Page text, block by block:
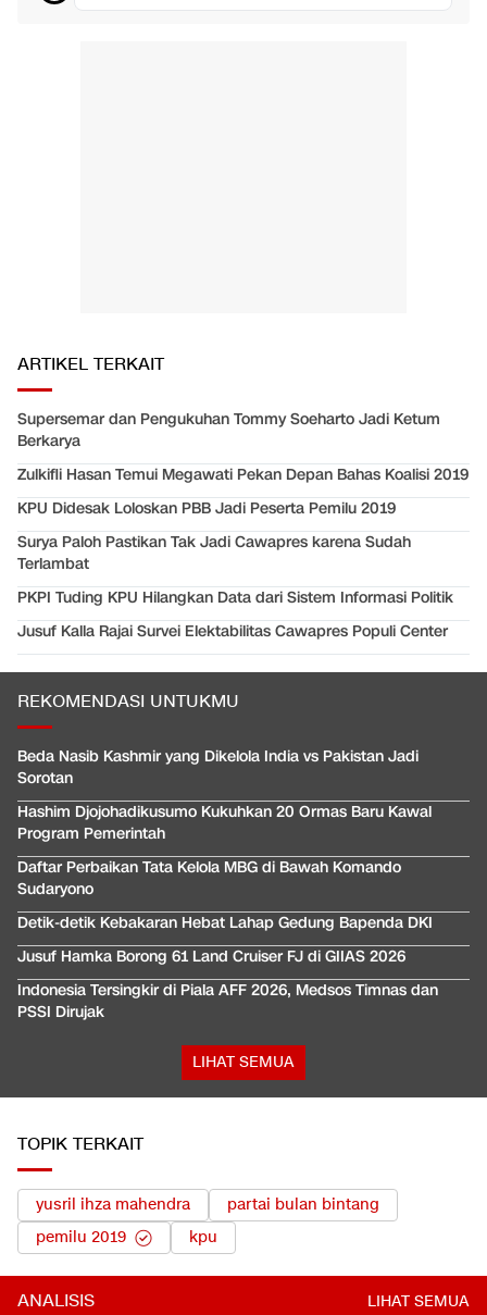
ARTIKEL TERKAIT
Supersemar dan Pengukuhan Tommy Soeharto Jadi Ketum
Berkarya
Zulkifli Hasan Temui Megawati Pekan Depan Bahas Koalisi 2019
KPU Didesak Loloskan PBB Jadi Peserta Pemilu 2019
Surya Paloh Pastikan Tak Jadi Cawapres karena Sudah
Terlambat
PKPI Tuding KPU Hilangkan Data dari Sistem Informasi Politik
Jusuf Kalla Rajai Survei Elektabilitas Cawapres Populi Center
REKOMENDASI UNTUKMU
Beda Nasib Kashmir yang Dikelola India vs Pakistan Jadi
Sorotan
Hashim Djojohadikusumo Kukuhkan 20 Ormas Baru Kawal
Program Pemerintah
Daftar Perbaikan Tata Kelola MBG di Bawah Komando
Sudaryono
Detik-detik Kebakaran Hebat Lahap Gedung Bapenda DKI
Jusuf Hamka Borong 61 Land Cruiser FJ di GIIAS 2026
Indonesia Tersingkir di Piala AFF 2026, Medsos Timnas dan
PSSI Dirujak
LIHAT SEMUA
TOPIK TERKAIT
yusril ihza mahendra
partai bulan bintang
pemilu 2019
kpu
ANALISIS LIHAT SEMUA